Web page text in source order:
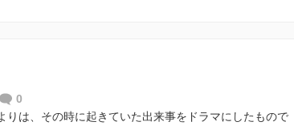
0
りは、その時に起きていた出来事をドラマにしたもので